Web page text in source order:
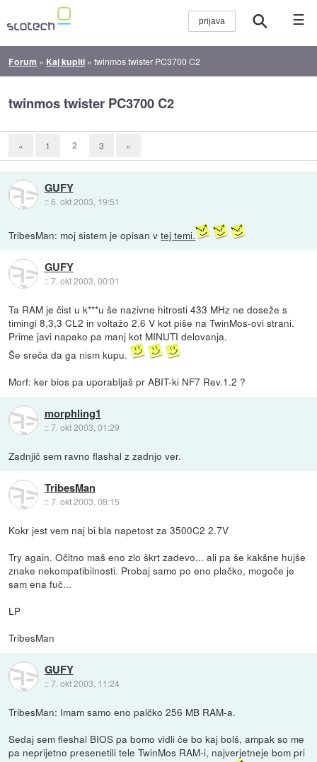
☰
Forum » Kaj kupiti »twinmos twister PC3700 C2
twinmos twister PC3700 C2
« 1 2 3 »
GUFY
::6. okt 2003, 19:51
TribesMan: moj sistem je opisan vtej temi.
GUFY
::7. okt 2003, 00:01
Ta RAM je čist u k***u še nazivne hitrosti 433 MHz ne doseže s
timingi 8,3,3 CL2 in voltažo 2.6 V kot piše na TwinMos-ovi strani.
Prime javi napako pa manj kot MINUTI delovanja.
Še sreča da ga nism kupu.
Morf: ker bios pa uporabljaš pr ABIT-ki NF7 Rev.1.2 ?
morphling1
::7. okt 2003, 01:29
Zadnjič sem ravno flashal z zadnjo ver.
TribesMan
::7. okt 2003, 08:15
Kokr jest vem naj bi bla napetost za 3500C2 2.7V
Try again. Očitno maš eno zlo škrt zadevo... ali pa še kakšne hujše
znake nekompatibilnosti. Probaj samo po eno plačko, mogoče je
sam ena fuč...
LP
TribesMan
GUFY
::7. okt 2003, 11:24
TribesMan: Imam samo eno palčko 256 MB RAM-a.
Sedaj sem fleshal BIOS pa bomo vidli če bo kaj bolš, ampak so me
pa neprijetno presenetili tele TwinMos RAM-i, najverjetneje bom pri